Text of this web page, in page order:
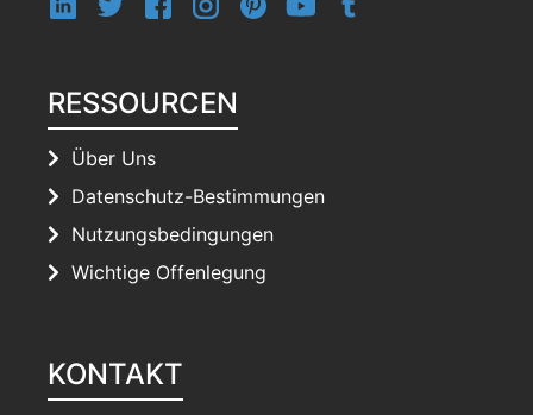
RESSOURCEN
Über Uns
Datenschutz-Bestimmungen
Nutzungsbedingungen
Wichtige Offenlegung
KONTAKT